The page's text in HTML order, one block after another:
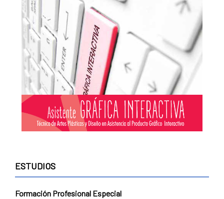
ESTUDIOS
Formación Profesional Especial